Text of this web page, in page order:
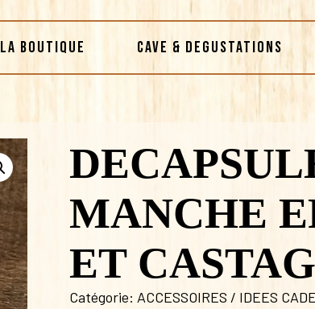
LA BOUTIQUE CAVE & DEGUSTATIONS
MANCHE
ET
Catégorie: ACCESSOIRES / IDEES